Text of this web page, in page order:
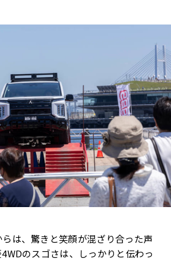
は、驚きと笑顔が混ざり合った声
のスゴさは、しっかりと伝わっ